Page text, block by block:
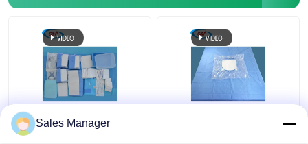
Tirai Bedah Operasi
Caesar Putih
Sales Manager